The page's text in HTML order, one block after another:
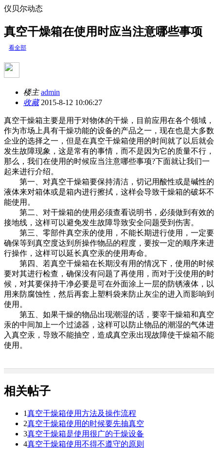
仪贝尔动态
真空干燥箱在使用时应当注意哪些事项
看全部
楼主 admin
收藏2015-8-12 10:06:27
真空干燥箱主要是用于对物体的干燥，目前应用在各个领域，
作为市场上具有干燥功能的设备的产品之一，现在也是大多数
企业的选择之一，但是在真空干燥箱使用的时间就了以后就会
发生故障现象，这是常有的事情，而不是因为它的质量不行，
那么，我们在使用的时候应当注意哪些事项?下面就让我们一
起来进行介绍。
第一、对真空干燥箱要保持清洁，切记用酸性或是碱性的
液体来对箱体或是箱内进行擦拭，这样会导致干燥箱的破坏不
能使用。
第二、对干燥箱的使用必须查看说明书，必须做到有效的
接地线，这样可以避免发生故障导致安全问题受到伤害。
第三、零部件真空汞的使用，不能长期进行使用，一定要
确保等到真空度达到所操作物品的程度，要按一定的顺序来进
行操作，这样可以延长真空汞的使用寿命。
第四、若真空干燥箱在长期没有用的情况下，使用的时候
要对其进行检查，确保没有问题了再使用，而对于没使用的时
候，对其要保持干净必要是可在外面涂上一层的防锈液体，以
用来防腐蚀性，然后再套上塑料袋来防止灰尘的进入而影响到
使用。
第五、如果干燥的物品出现潮湿的话，要宰干燥箱和真空
汞的中间加上一个过滤器，这样可以防止物品的潮湿的气体进
入真空汞，导致不能抽空，造成真空汞出现故障使干燥箱不能
使用。
相关帖子
1真空干燥箱使用方法及操作流程
2真空干燥箱使用的时候要先抽真空
3真空干燥箱是使用很广的干燥设备
4真空干燥箱使用不得不遵守的原则